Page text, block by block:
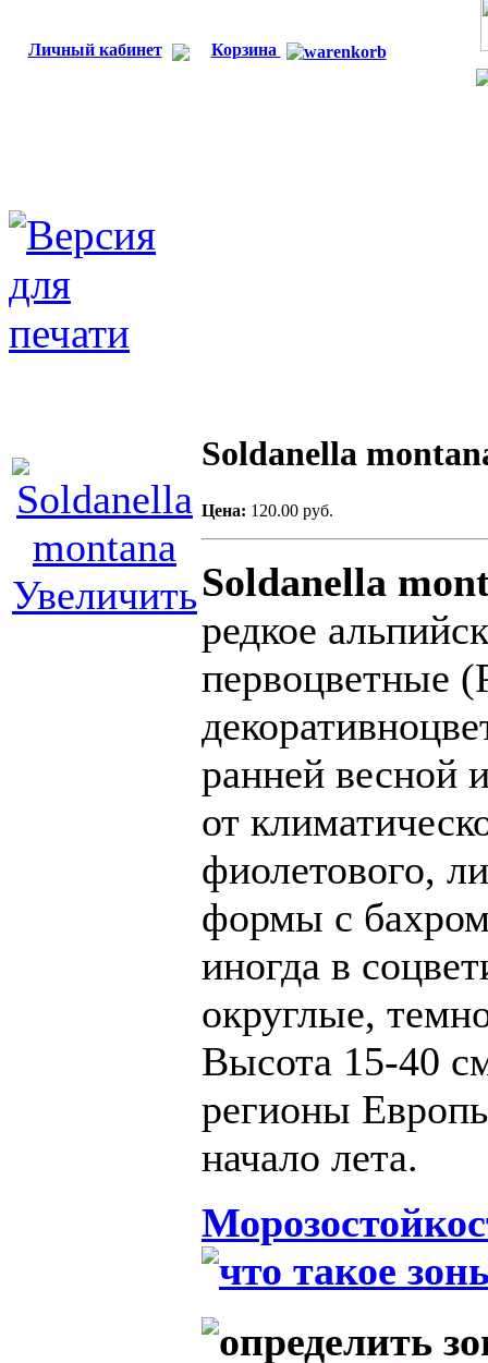
Личный кабинет Корзина
Увеличить
Soldanella
Цена: 120.00 руб.
Soldanella
редкое
первоцветные
ранней весной
от
фиолетового,
формы с
иногда в
округлые,
Высота 15-40
регионы
начало лета.